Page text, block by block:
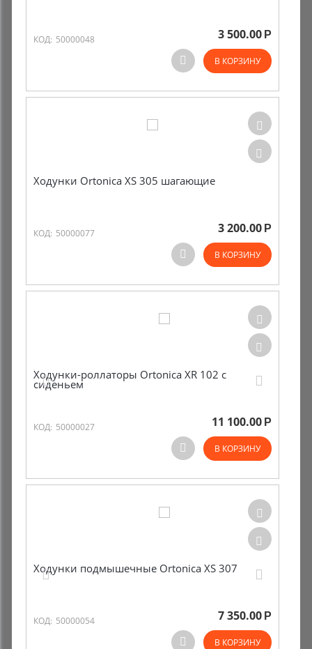
Прокат средств реабилитации
КОД: 50000048 3 500.00 Р
В КОРЗИНУ
Ходунки Ortonica XS 305 шагающие
КОД: 50000077 3 200.00 Р
В КОРЗИНУ
Ходунки-роллаторы Ortonica XR 102 с
сиденьем
КОД: 50000027 11 100.00 Р
В КОРЗИНУ
Ходунки подмышечные Ortonica XS 307
КОД: 50000054 7 350.00 Р
В КОРЗИНУ